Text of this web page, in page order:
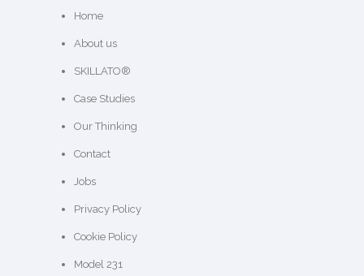
Home
About us
SKILLATO®
Case Studies
Our Thinking
Contact
Jobs
Privacy Policy
Cookie Policy
Model 231